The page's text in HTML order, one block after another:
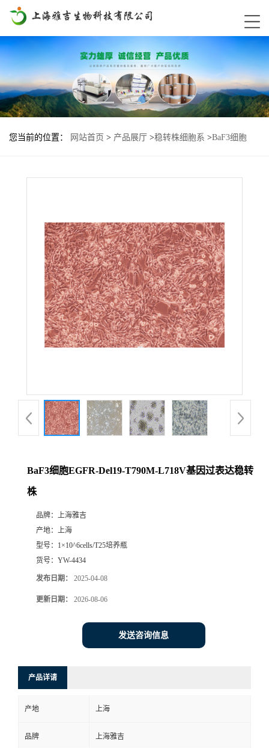
您当前的位置： 网站首页 > 产品展厅 >稳转株细胞系 >BaF3细胞
BaF3细胞EGFR-Del19-T790M-L718V基因过表达稳转
株
品牌： 上海雅吉
产地： 上海
型号： 1×10^6cells/T25培养瓶
货号： YW-4434
发布日期： 2025-04-08
更新日期： 2026-08-06
发送咨询信息
产品详请
产地 上海
品牌 上海雅吉